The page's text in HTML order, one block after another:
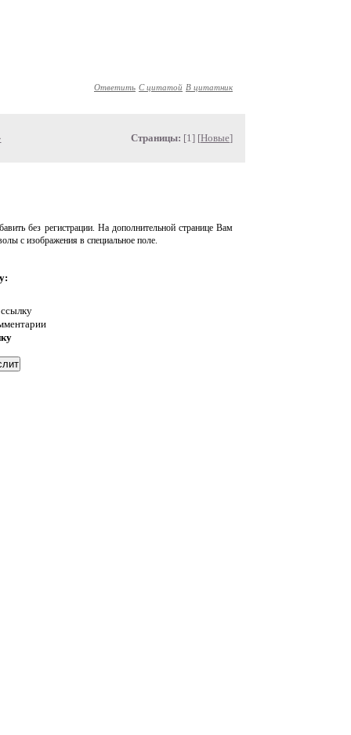
Ответить С цитатой В цитатник
Страницы: [1] [Новые]
без регистрации. На дополнительной странице Вам
с изображения в специальное поле.